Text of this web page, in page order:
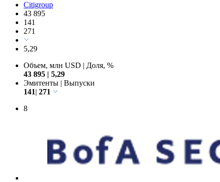
Citigroup
43 895
141
271
5,29
Объем, млн USD
Доля, %
43 895
5,29
Эмитенты
Выпуски
141 271
8